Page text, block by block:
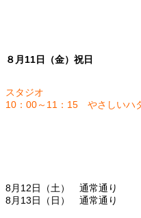
８月11日（金）祝日
スタジオ
10：00～11：15 やさしいハ
8月12日（土） 通常通り
8月13日（日） 通常通り